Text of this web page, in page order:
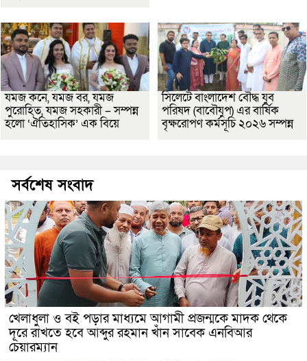
যমজ কনে, যমজ বর, যমজ
পুরোহিত, যমজ সহকারী – সম্পন্ন
হলো ‘ঐতিহাসিক’ এক বিয়ে
সিলেটে বাংলাদেশ বৌদ্ধ যুব
পরিষদ (বাবৌযুপ) এর বার্ষিক
বৃক্ষরোপণ কর্মসূচি ২০২৬ সম্পন্ন
সর্বশেষ সংবাদ
খেলাধুলা ও বই পড়ার মাধ্যমে আগামী প্রজন্মকে মাদক থেকে
দূরে রাখতে হবে আব্দুর রহমান খাঁন সাবেক এনবিআর
চেয়ারম্যান